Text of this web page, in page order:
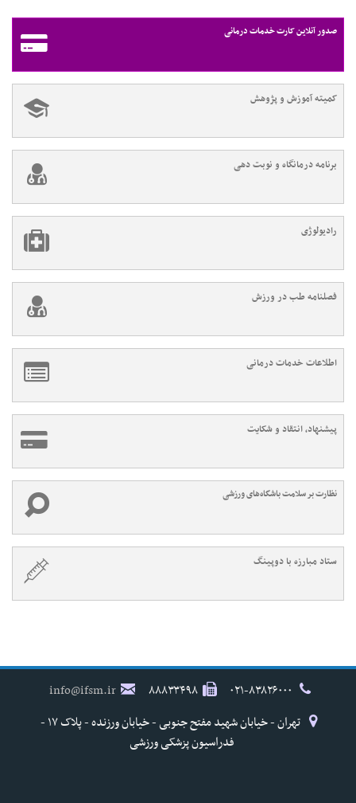
صدور آنلاین کارت خدمات درمانی
کمیته آموزش و پژوهش
برنامه درمانگاه و نوبت دهی
رادیولوژی
فصلنامه طب در ورزش
اطلاعات خدمات درمانی
پیشنهاد، انتقاد و شکایت
نظارت بر سلامت باشگاه‌های ورزشی
ستاد مبارزه با دوپینگ
۸۸۸۳۳۴۹۸
info@ifsm.ir
تهران - خیابان شهید مفتح جنوبی - خیابان ورزنده - پلاک ۱۷ -
فدراسیون پزشکی ورزشی